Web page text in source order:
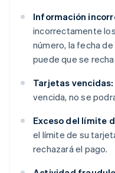
Información
incorrectamente
número, la fecha
puede que se
Tarjetas vencidas:
vencida, no se
Exceso del límite
el límite de su
rechazará el pago.